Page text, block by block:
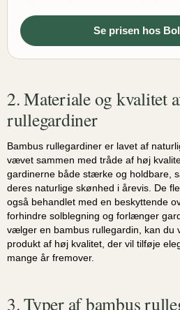
Se prisen hos
2. Materiale og kvalitet
rullegardiner
Bambus rullegardiner er lavet af
vævet sammen med tråde af høj
gardinerne både stærke og holdbare,
deres naturlige skønhed i årevis. De
også behandlet med en beskyttende
forhindre solblegning og forlænger
vælger en bambus rullegardin, kan du
produkt af høj kvalitet, der vil tilføje
mange år fremover.
3. Typer af bambus